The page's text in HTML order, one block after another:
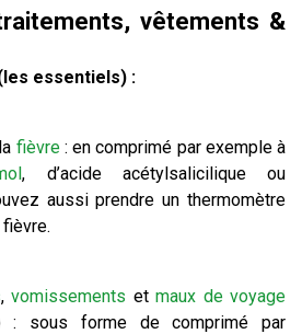
vêtements &
essentiels) :
fièvre: en comprimé par exemple à
, d’acide acétylsalicilique ou
aussi prendre un thermomètre
, vomissements et maux de voyage
: sous forme de comprimé par